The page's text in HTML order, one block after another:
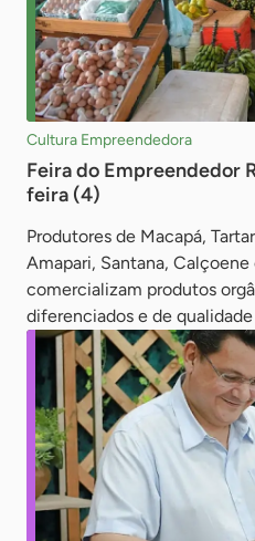
Cultura Empreendedora
Feira do Empreendedor
feira (4)
Produtores de Macapá,
Amapari, Santana, Calçoene
comercializam produtos
diferenciados e de qualidade